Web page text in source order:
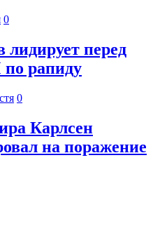
0
лидирует перед
рапиду
0
Карлсен
на поражение